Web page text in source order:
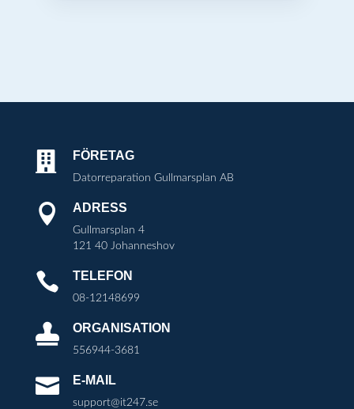
 FÖRETAG
Datorreparation Gullmarsplan AB
 ADRESS
Gullmarsplan 4
121 40 Johanneshov
 TELEFON
08-12148699
 ORGANISATION
556944-3681
 E-MAIL
support@it247.se